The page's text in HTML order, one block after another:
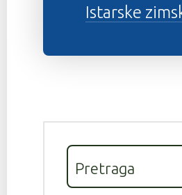
Istarske
Pretraga